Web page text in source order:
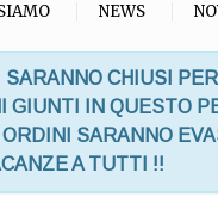
NEWS
SARANNO CHIUSI
GIUNTI IN QUESTO
SARANNO
A TUTTI !!